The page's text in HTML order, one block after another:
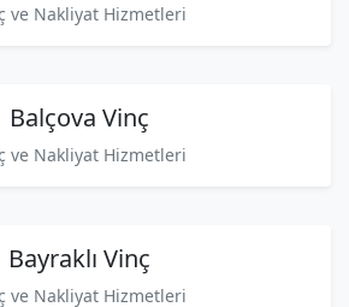
ve Nakliyat Hizmetleri
Balçova Vinç
ve Nakliyat Hizmetleri
Bayraklı Vinç
ve Nakliyat Hizmetleri